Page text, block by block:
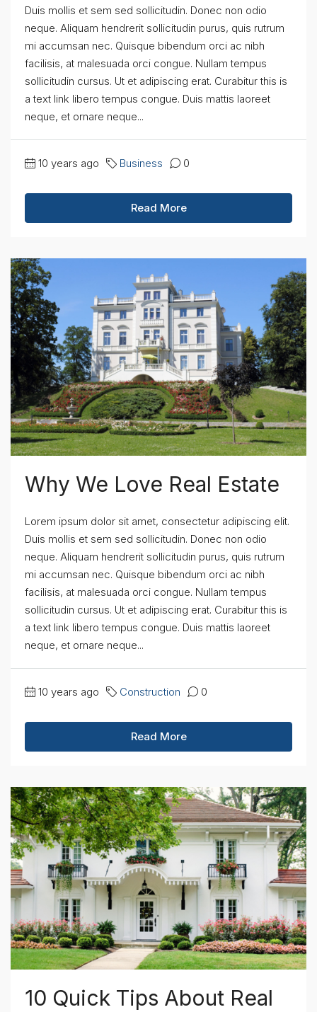
Duis mollis et sem sed sollicitudin. Donec non odio
neque. Aliquam hendrerit sollicitudin purus, quis rutrum
mi accumsan nec. Quisque bibendum orci ac nibh
facilisis, at malesuada orci congue. Nullam tempus
sollicitudin cursus. Ut et adipiscing erat. Curabitur this is
a text link libero tempus congue. Duis mattis laoreet
neque, et ornare neque...
10 years ago Business 0
Read More
Why We Love Real Estate
Lorem ipsum dolor sit amet, consectetur adipiscing elit.
Duis mollis et sem sed sollicitudin. Donec non odio
neque. Aliquam hendrerit sollicitudin purus, quis rutrum
mi accumsan nec. Quisque bibendum orci ac nibh
facilisis, at malesuada orci congue. Nullam tempus
sollicitudin cursus. Ut et adipiscing erat. Curabitur this is
a text link libero tempus congue. Duis mattis laoreet
neque, et ornare neque...
10 years ago Construction 0
Read More
10 Quick Tips About Real